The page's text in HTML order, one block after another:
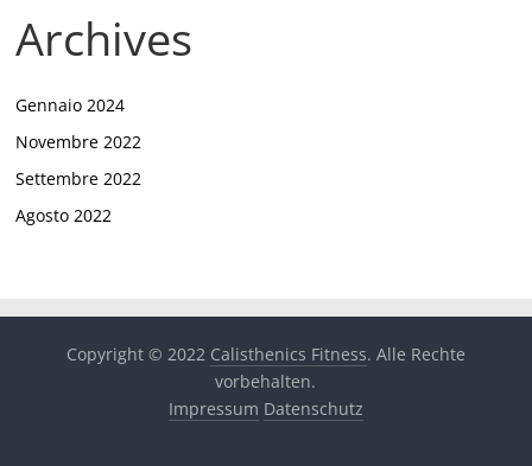
Archives
Gennaio 2024
Novembre 2022
Settembre 2022
Agosto 2022
Copyright © 2022 Calisthenics Fitness. Alle Rechte
vorbehalten.
Impressum Datenschutz